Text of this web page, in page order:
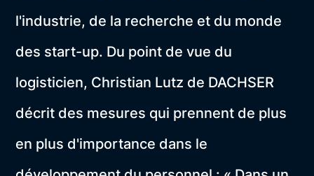
l'industrie, de la recherche et du monde
des start-up. Du point de vue du
logisticien, Christian Lutz de DACHSER
décrit des mesures qui prennent de plus
en plus d'importance dans le